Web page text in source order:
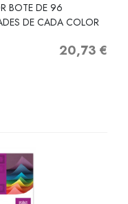
BOTE DE 96
DE CADA COLOR
Precio
20,73 €